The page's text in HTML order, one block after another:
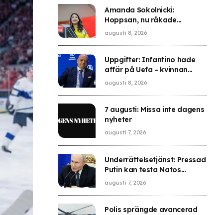
Amanda Sokolnicki:
Hoppsan, nu råkade
Vänsterpartiet hylla
augusti 8, 2026
Uppgifter: Infantino hade
affär på Uefa – kvinnan
lämnade med pengar
augusti 8, 2026
7 augusti: Missa inte dagens
nyheter
augusti 7, 2026
Underrättelsetjänst: Pressad
Putin kan testa Natos
försvar
augusti 7, 2026
Polis sprängde avancerad